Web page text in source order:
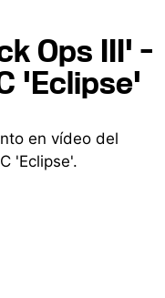
Ops III' -
'Eclipse'
en vídeo del
'Eclipse'.